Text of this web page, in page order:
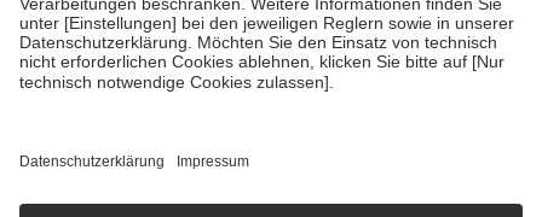
GKV getragen werden
• empfohlenen Schutzimpfungen
• Harn- und Blutteststreifen
getroffen, um sicherzustellen, dass es sich um echte Bewertungen
https://help.etrusted.com/hc/de/articles/4419944605341